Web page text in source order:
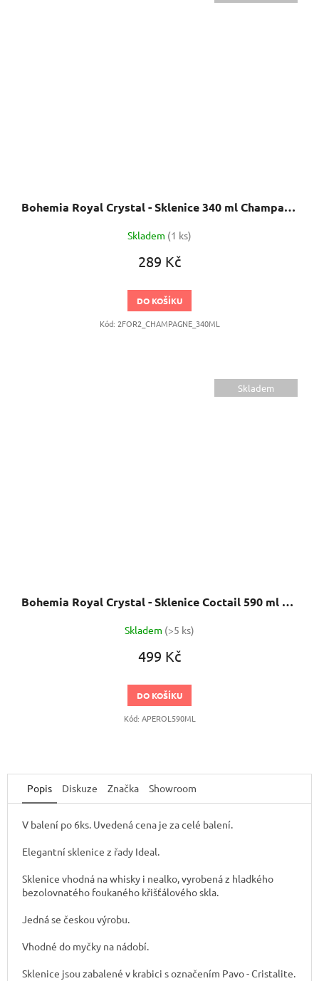
Bohemia Royal Crystal - Sklenice 340 ml Champagne 2 ks
Skladem (1 ks)
289 Kč
DO KOŠÍKU
Kód: 2FOR2_CHAMPAGNE_340ML
Skladem
Bohemia Royal Crystal - Sklenice Coctail 590 ml 4ks
Skladem (>5 ks)
499 Kč
DO KOŠÍKU
Kód: APEROL590ML
Popis Diskuze Značka Showroom
V balení po 6ks. Uvedená cena je za celé balení.
Elegantní sklenice z řady Ideal.
Sklenice vhodná na whisky i nealko, vyrobená z hladkého
bezolovnatého foukaného křišťálového skla.
Jedná se českou výrobu.
Vhodné do myčky na nádobí.
Sklenice jsou zabalené v krabici s označením Pavo - Cristalite.